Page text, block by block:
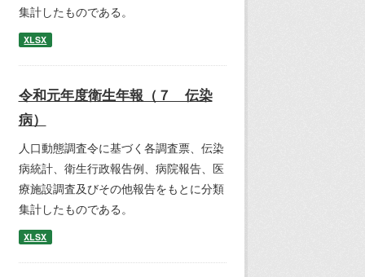
集計したものである。
XLSX
令和元年度衛生年報（７ 伝染
病）
人口動態調査令に基づく各調査票、伝染
病統計、衛生行政報告例、病院報告、医
療施設調査及びその他報告をもとに分類
集計したものである。
XLSX